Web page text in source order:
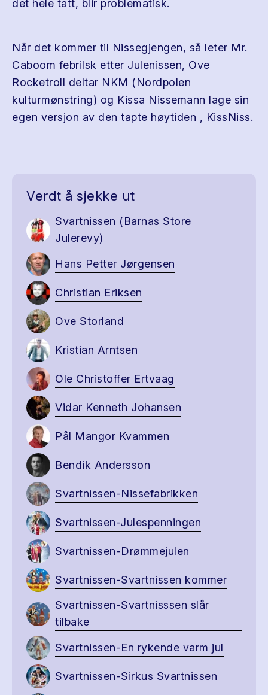
det hele tatt, blir problematisk.
Når det kommer til Nissegjengen, så leter Mr.
Caboom febrilsk etter Julenissen, Ove
Rocketroll deltar NKM (Nordpolen
kulturmønstring) og Kissa Nissemann lage sin
egen versjon av den tapte høytiden , KissNiss.
Verdt å sjekke ut
Svartnissen (Barnas Store
Julerevy)
Hans Petter Jørgensen
Christian Eriksen
Ove Storland
Kristian Arntsen
Ole Christoffer Ertvaag
Vidar Kenneth Johansen
Pål Mangor Kvammen
Bendik Andersson
Svartnissen-Nissefabrikken
Svartnissen-Julespenningen
Svartnissen-Drømmejulen
Svartnissen-Svartnissen kommer
Svartnissen-Svartnisssen slår
tilbake
Svartnissen-En rykende varm jul
Svartnissen-Sirkus Svartnissen